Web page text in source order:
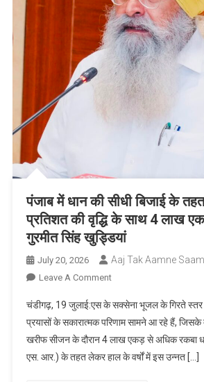
पंजाब में धान की सीधी बिजाई के
प्रतिशत की वृद्धि के साथ 4 लाख
गुरमीत सिंह खुड्डियां
July 20, 2026 Aaj Tak Aamne
Leave A CommentOn
में
धान
की
सीधी
चंडीगढ़, 19 जुलाई:एस के सक्सेना भूजल के गिरते स्तर
प्रयासों के सकारात्मक परिणाम सामने आ रहे हैं,
खरीफ सीजन के दौरान 4 लाख एकड़ से अधिक रकबा
एस. आर.) के तहत लेकर हाल के वर्षों में इस उन्नत […]